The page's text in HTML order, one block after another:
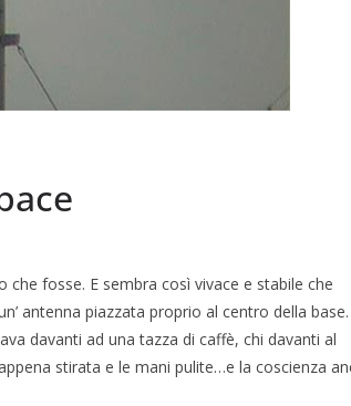
fosse. E sembra così vivace e stabile che
antenna piazza­ta proprio al centro della base.
davanti ad una tazza di caffè, chi davanti al
stirata e le mani pulite…e la coscienza